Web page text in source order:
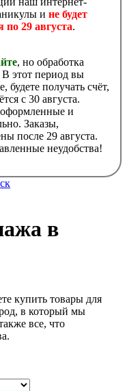
и не будет
по 29 августа.
, но обработка
В этот период вы
будете получать счёт,
с 30 августа.
и
Заказы,
после 29 августа.
неудобства!
в
купить товары для
в который мы
все, что